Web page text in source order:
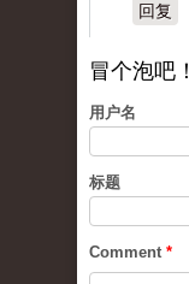
回复
冒个泡吧！
用户名
标题
Comment *